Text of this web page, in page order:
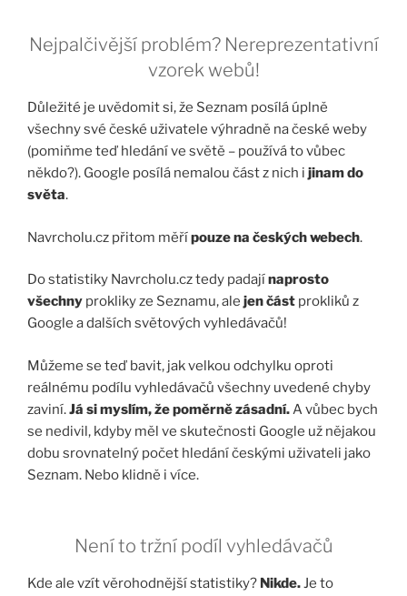
Nejpalčivější problém? Nereprezentativní
vzorek webů!
Důležité je uvědomit si, že Seznam posílá úplně
všechny své české uživatele výhradně na české weby
(pomiňme teď hledání ve světě – používá to vůbec
někdo?). Google posílá nemalou část z nich i jinam do
světa.
Navrcholu.cz přitom měřípouze na českých webech.
Do statistiky Navrcholu.cz tedy padajínaprosto
všechny prokliky ze Seznamu, ale jen část prokliků z
Google a dalších světových vyhledávačů!
Můžeme se teď bavit, jak velkou odchylku oproti
reálnému podílu vyhledávačů všechny uvedené chyby
zaviní.Já si myslím, že poměrně zásadní. A vůbec bych
se nedivil, kdyby měl ve skutečnosti Google už nějakou
dobu srovnatelný počet hledání českými uživateli jako
Seznam. Nebo klidně i více.
Není to tržní podíl vyhledávačů
Kde ale vzít věrohodnější statistiky? Nikde.Je to